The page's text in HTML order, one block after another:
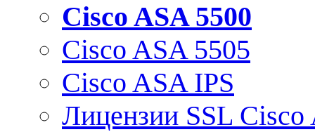
Cisco ASA 5500
Cisco ASA 5505
Cisco ASA IPS
Лицензии SSL Cisco